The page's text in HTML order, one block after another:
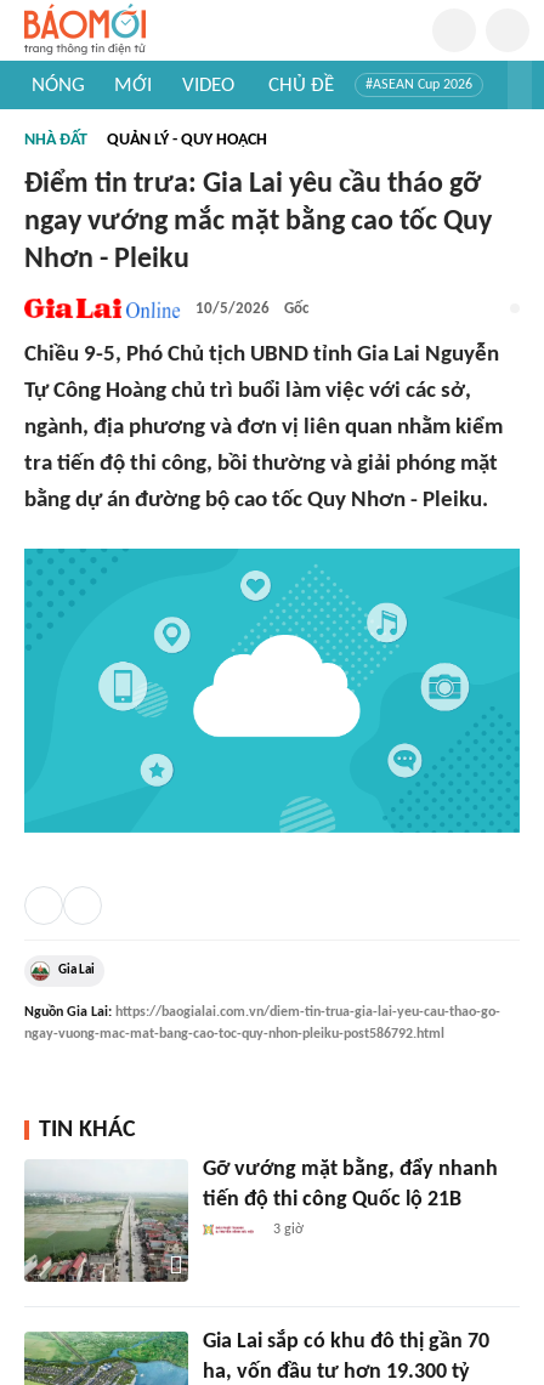
NÓNG MỚI VIDEO CHỦ ĐỀ #ASEAN Cup 2026
#Khám phá thế giới
NHÀ ĐẤT QUẢN LÝ - QUY HOẠCH
Điểm tin trưa: Gia Lai yêu cầu tháo gỡ
ngay vướng mắc mặt bằng cao tốc Quy
Nhơn - Pleiku
10/5/2026 Gốc
Chiều 9-5, Phó Chủ tịch UBND tỉnh Gia Lai Nguyễn
Tự Công Hoàng chủ trì buổi làm việc với các sở,
ngành, địa phương và đơn vị liên quan nhằm kiểm
tra tiến độ thi công, bồi thường và giải phóng mặt
bằng dự án đường bộ cao tốc Quy Nhơn - Pleiku.
Gia Lai
Nguồn Gia Lai: https://baogialai.com.vn/diem-tin-trua-gia-lai-yeu-cau-thao-go-
ngay-vuong-mac-mat-bang-cao-toc-quy-nhon-pleiku-post586792.html
TIN KHÁC
Gỡ vướng mặt bằng, đẩy nhanh
tiến độ thi công Quốc lộ 21B
3 giờ
Gia Lai sắp có khu đô thị gần 70
ha, vốn đầu tư hơn 19.300 tỷ